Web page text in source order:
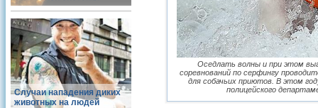
Случаи нападения диких
животных на людей
Оседлать волны и при этом
соревнований по серфингу
для собачьих приютов. В этом
полицейского